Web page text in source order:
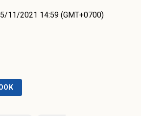
11/2021 14:59 (GMT+0700)